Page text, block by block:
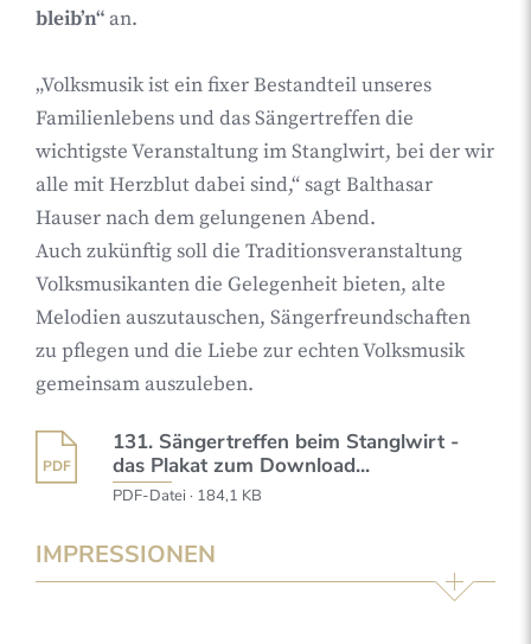
bleib’n“ an.
„Volksmusik ist ein fixer Bestandteil unseres
Familienlebens und das Sängertreffen die
wichtigste Veranstaltung im Stanglwirt, bei der wir
alle mit Herzblut dabei sind,“ sagt Balthasar
Hauser nach dem gelungenen Abend.
Auch zukünftig soll die Traditionsveranstaltung
Volksmusikanten die Gelegenheit bieten, alte
Melodien auszutauschen, Sängerfreundschaften
zu pflegen und die Liebe zur echten Volksmusik
gemeinsam auszuleben.
131. Sängertreffen beim Stanglwirt -
das Plakat zum Download...
PDF-Datei · 184,1 KB
IMPRESSIONEN